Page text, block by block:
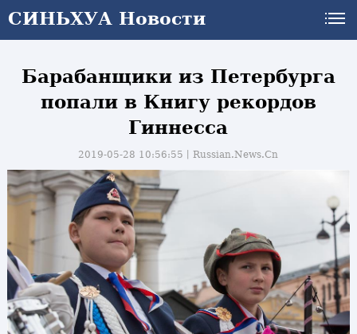
СИНЬХУА Новости
Барабанщики из Петербурга
попали в Книгу рекордов
Гиннесса
2019-05-28 10:56:55丨Russian.News.Cn